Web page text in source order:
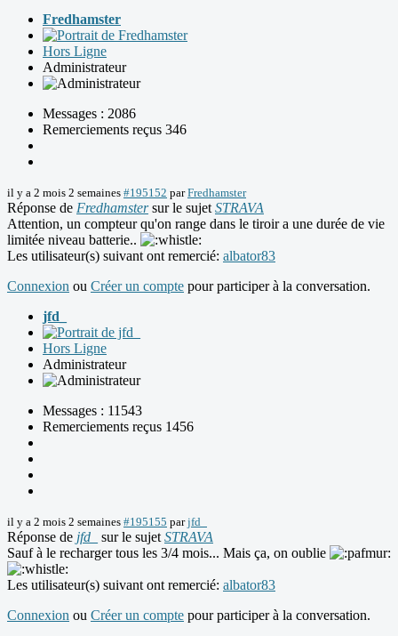
Fredhamster
Hors Ligne
Administrateur
Messages : 2086
Remerciements reçus 346
il y a 2 mois 2 semaines #195152 parFredhamster
Réponse de Fredhamstersur le sujet STRAVA
Attention, un compteur qu'on range dans le tiroir a une durée de vie
limitée niveau batterie..
Les utilisateur(s) suivant ont remercié: albator83
Connexion ou Créer un compte pour participer à la conversation.
jfd_
Hors Ligne
Administrateur
Messages : 11543
Remerciements reçus 1456
il y a 2 mois 2 semaines #195155 parjfd_
Réponse de jfd_ sur le sujet STRAVA
Sauf à le recharger tous les 3/4 mois... Mais ça, on oublie
Les utilisateur(s) suivant ont remercié: albator83
Connexion ou Créer un compte pour participer à la conversation.